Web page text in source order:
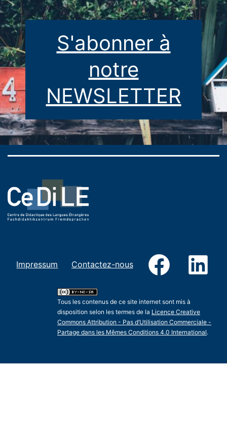
S'abonner à
notre
NEWSLETTER
Impressum Contactez-nous Facebook
Tous les contenus de ce site internet sont mis à
disposition selon les termes de la Licence Creative
Commons Attribution - Pas d’Utilisation Commerciale -
Partage dans les Mêmes Conditions 4.0 International.